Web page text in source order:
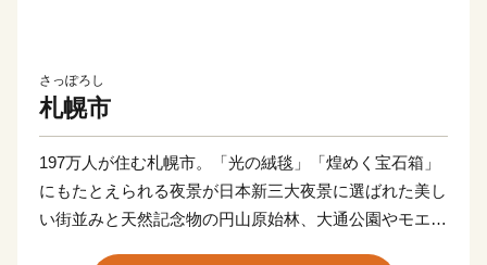
さっぽろし
札幌市
197万人が住む札幌市。「光の絨毯」「煌めく宝石箱」
にもたとえられる夜景が日本新三大夜景に選ばれた美し
い街並みと天然記念物の円山原始林、大通公園やモエレ